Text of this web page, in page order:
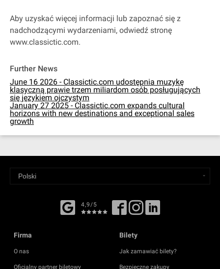
Aby uzyskać więcej informacji lub zapoznać się z
nadchodzącymi wydarzeniami, odwiedź stronę
www.classictic.com.
Further News
June 16 2026 - Classictic.com udostępnia muzykę
klasyczną prawie trzem miliardom osób posługujących
się językiem ojczystym
January 27 2025 - Classictic.com expands cultural
horizons with new destinations and exceptional sales
growth
4,9/5
Firma
O nas
Oficjalny partner biletowy
Bilety
Jak zamawiać bilety?
Bezpieczne zakupy